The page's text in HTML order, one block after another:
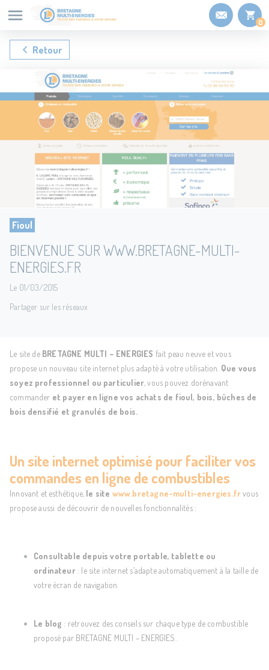
0
Retour
Fioul
BIENVENUE SUR WWW.BRETAGNE-MULTI-
ENERGIES.FR
Le 01/03/2015
Partager sur les réseaux
Le site de BRETAGNE MULTI – ENERGIES fait peau neuve et vous
propose un nouveau site internet plus adapté à votre utilisation. Que vous
soyez professionnel ou particulier, vous pouvez dorénavant
commander et payer en ligne vos achats de fioul, bois, bûches de
bois densifié et granulés de bois.
Un site internet optimisé pour faciliter vos
commandes en ligne de combustibles
Innovant et esthétique, le site www.bretagne-multi-energies.frvous
propose aussi de découvrir de nouvelles fonctionnalités :
Consultable depuis votre portable, tablette ou
ordinateur: le site internet s’adapte automatiquement à la taille de
votre écran de navigation.
Le blog : retrouvez des conseils sur chaque type de combustible
proposé par BRETAGNE MULTI – ENERGIES.